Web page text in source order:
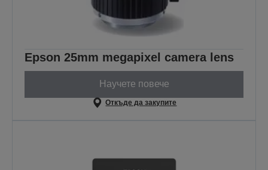
Epson 25mm megapixel camera lens
Научете повече
Откъде да закупите